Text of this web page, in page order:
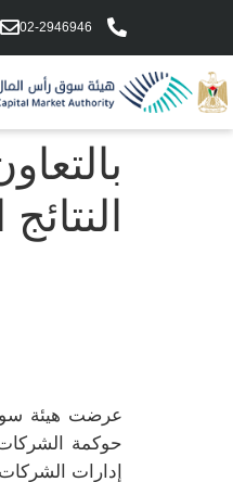
02-2946946
عرضت هيئة
حوكمة
إدارات